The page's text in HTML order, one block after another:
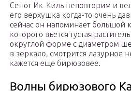
Сенот Ик-Киль неповторим и
его верхушка когда-то очень
сейчас он напоминает большой
которого вьется густая
округлой форме с диаметром
в зеркало, смотрится лазурное
кажется еще бирюзовее.
Волны бирюзового